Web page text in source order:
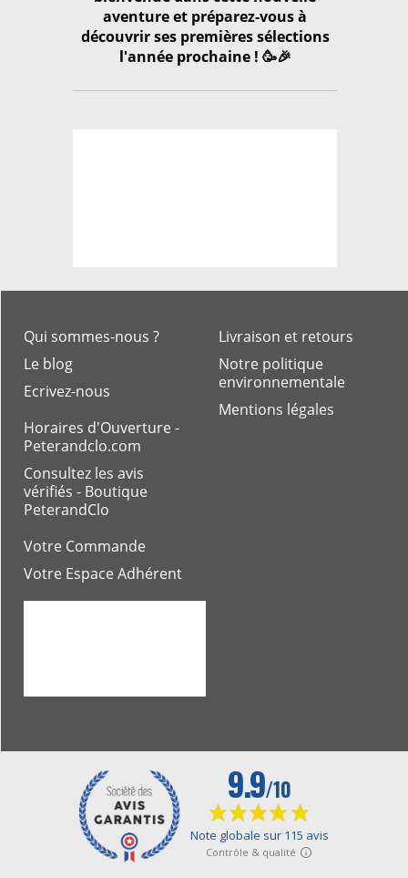
aventure et préparez-vous à
découvrir ses premières sélections
l'année prochaine ! 🥳🎉
Livraison et retours
Notre politique
environnementale
Mentions légales
Qui sommes-nous ?
Le blog
Ecrivez-nous
Horaires d'Ouverture -
Peterandclo.com
Consultez les avis
vérifiés - Boutique
PeterandClo
Votre Commande
Votre Espace Adhérent